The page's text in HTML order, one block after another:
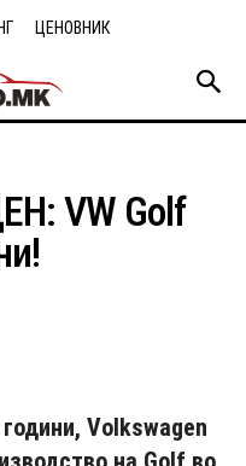
ЦЕНОВНИК
VW Golf
Volkswagen